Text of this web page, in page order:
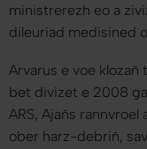
ministrerezh eo a
dileuriad medisined
Arvarus e voe klozañ
bet divizet e 2008
ARS, Ajañs rannvroel
ober harz-debriñ,